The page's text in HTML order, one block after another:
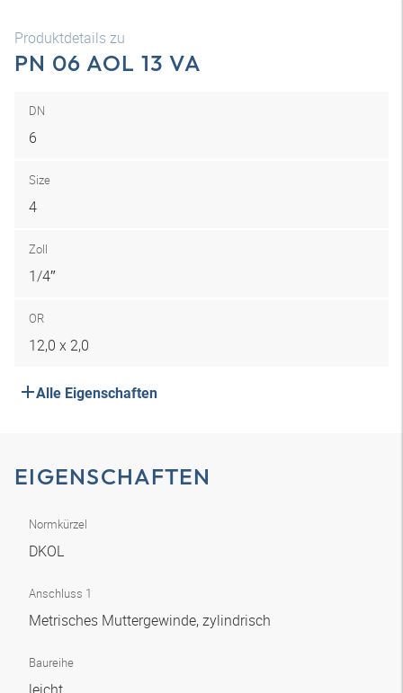
Produktdetails zu
PN 06 AOL 13 VA
DN
6
Size
4
Zoll
1/4″
OR
12,0 x 2,0
Alle Eigenschaften
EIGENSCHAFTEN
Normkürzel
DKOL
Anschluss 1
Metrisches Muttergewinde, zylindrisch
Baureihe